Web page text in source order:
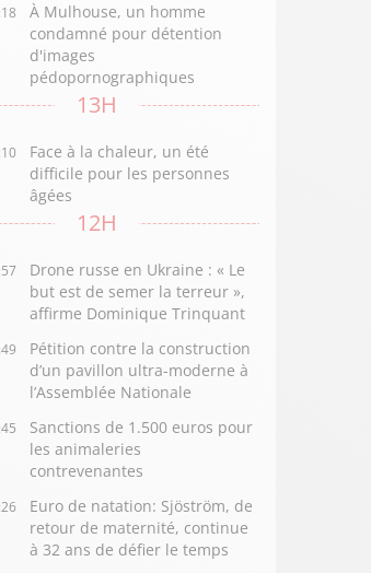
À Mulhouse, un homme
condamné pour détention
d'images
pédopornographiques
13H
Face à la chaleur, un été
difficile pour les personnes
âgées
12H
Drone russe en Ukraine : « Le
but est de semer la terreur »,
affirme Dominique Trinquant
Pétition contre la construction
d’un pavillon ultra-moderne à
l’Assemblée Nationale
Sanctions de 1.500 euros pour
les animaleries
contrevenantes
Euro de natation: Sjöström, de
retour de maternité, continue
à 32 ans de défier le temps